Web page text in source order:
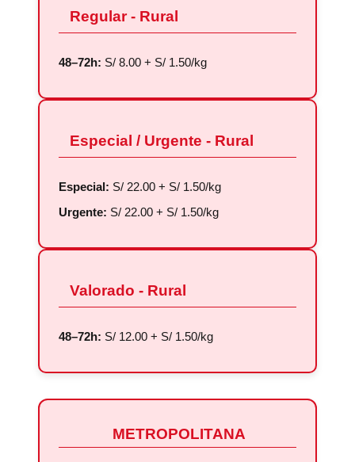
Regular - Rural
48–72h: S/ 8.00 + S/ 1.50/kg
Especial / Urgente - Rural
Especial: S/ 22.00 + S/ 1.50/kg
Urgente: S/ 22.00 + S/ 1.50/kg
Valorado - Rural
48–72h: S/ 12.00 + S/ 1.50/kg
METROPOLITANA